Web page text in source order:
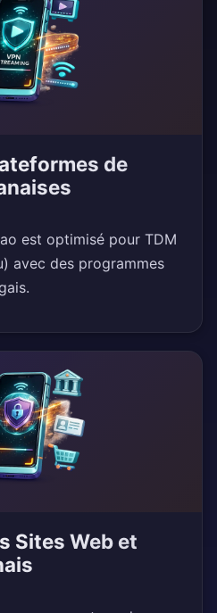
de
est optimisé pour TDM
avec des programmes
Sites Web et